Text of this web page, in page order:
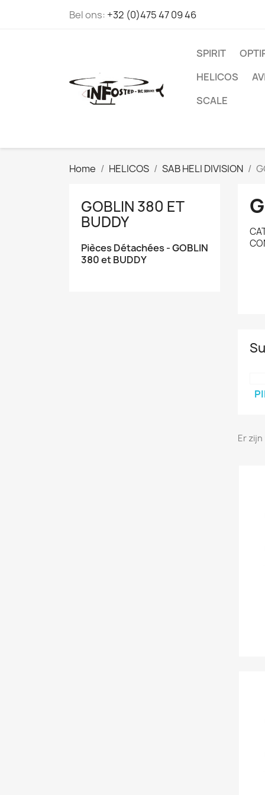
Bel ons: +32 (0)475 47 09 46
SPIRIT
HELICOS
SCALE
Home HELICOS SAB HELI DIVISION
GOBLIN 380 ET
BUDDY
Pièces Détachées - GOBLIN
380 et BUDDY
Er